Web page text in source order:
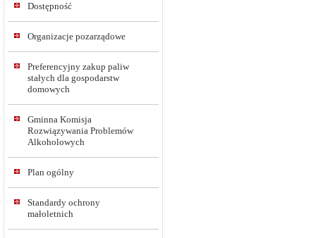
Dostępność
Organizacje pozarządowe
Preferencyjny zakup paliw
stałych dla gospodarstw
domowych
Gminna Komisja
Rozwiązywania Problemów
Alkoholowych
Plan ogólny
Standardy ochrony
małoletnich